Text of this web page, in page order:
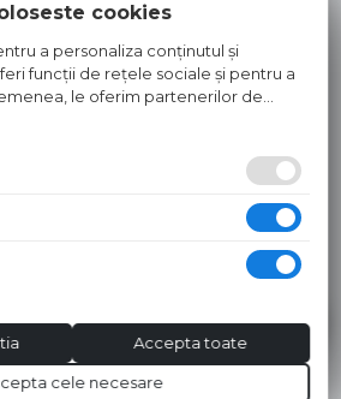
in lei si includ tva. Ofertele sunt
cookies
a personaliza conținutul și
funcții de rețele sociale și pentru a
le oferim partenerilor de
și de analize informații cu privire
site-ul nostru. Aceștia le pot combina
de dvs. sau culese în urma folosirii
cele necesare
Accepta toate